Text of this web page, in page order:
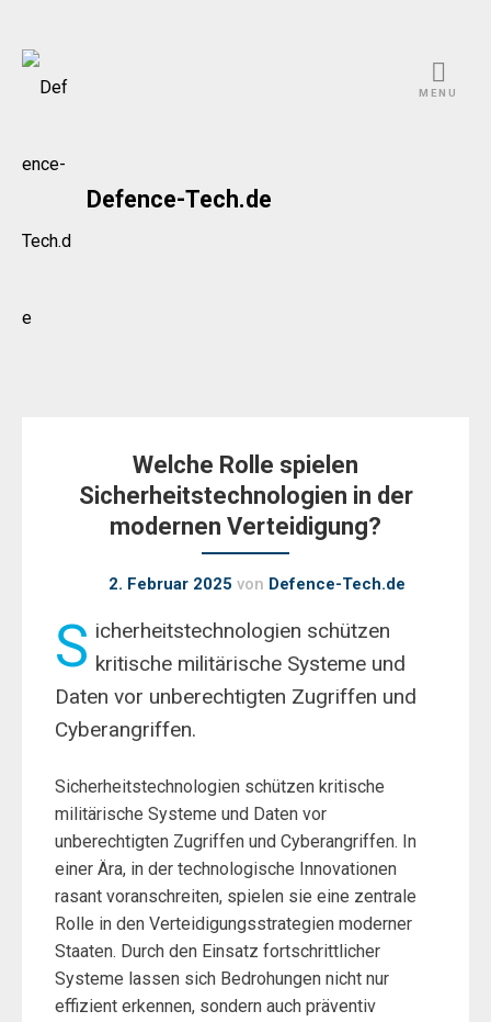
Skip
Defence-Tech.de
MENU
Welche Rolle spielen
Sicherheitstechnologien in der
modernen Verteidigung?
2. Februar 2025 von Defence-Tech.de
S icherheitstechnologien schützen
kritische militärische Systeme und
Daten vor unberechtigten Zugriffen und
Cyberangriffen.
Sicherheitstechnologien schützen kritische
militärische Systeme und Daten vor
unberechtigten Zugriffen und Cyberangriffen. In
einer Ära, in der technologische Innovationen
rasant voranschreiten, spielen sie eine zentrale
Rolle in den Verteidigungsstrategien moderner
Staaten. Durch den Einsatz fortschrittlicher
Systeme lassen sich Bedrohungen nicht nur
effizient erkennen, sondern auch präventiv